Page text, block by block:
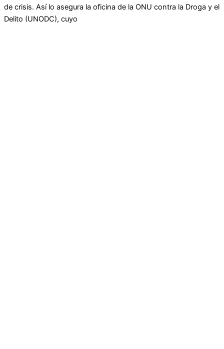
de crisis. Así lo asegura la oficina de la ONU contra la Droga y el
Delito (UNODC), cuyo